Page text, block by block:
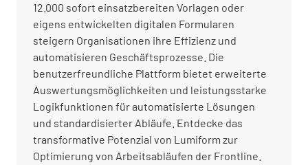
12.000 sofort einsatzbereiten Vorlagen oder
eigens entwickelten digitalen Formularen
steigern Organisationen ihre Effizienz und
automatisieren Geschäftsprozesse. Die
benutzerfreundliche Plattform bietet erweiterte
Auswertungsmöglichkeiten und leistungsstarke
Logikfunktionen für automatisierte Lösungen
und standardisierter Abläufe. Entdecke das
transformative Potenzial von Lumiform zur
Optimierung von Arbeitsabläufen der Frontline.